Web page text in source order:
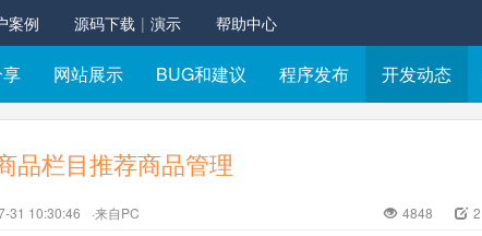
案例 源码下载 | 演示 帮助中心
网站展示 BUG和建议 程序发布 开发动态
品栏目推荐商品管理
31 10:30:46 ·来自PC 2
4848